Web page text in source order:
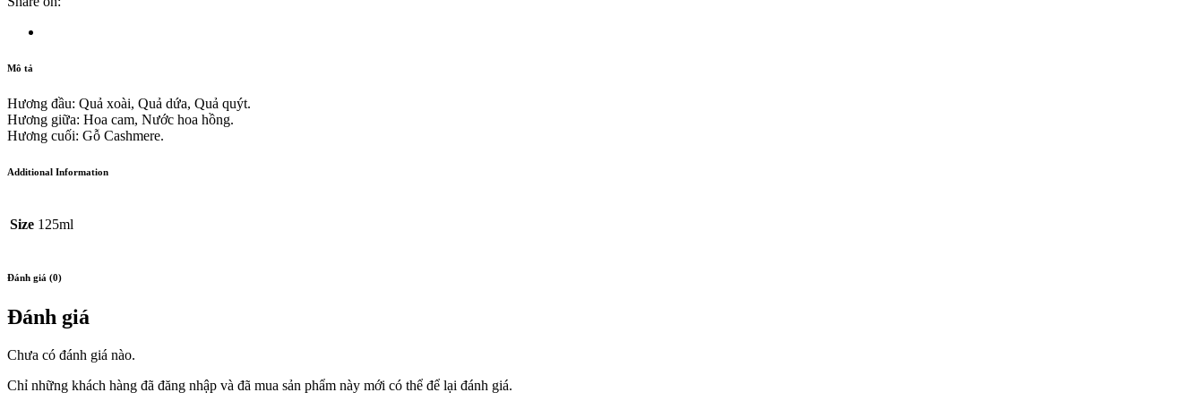
Mô tả
Hương đầu: Quả xoài, Quả dứa, Quả quýt.
Hương giữa: Hoa cam, Nước hoa hồng.
Hương cuối: Gỗ Cashmere.
Additional Information
Size 125ml
Đánh giá (0)
Đánh giá
Chưa có đánh giá nào.
Chỉ những khách hàng đã đăng nhập và đã mua sản phẩm này mới có thể để lại đánh giá.